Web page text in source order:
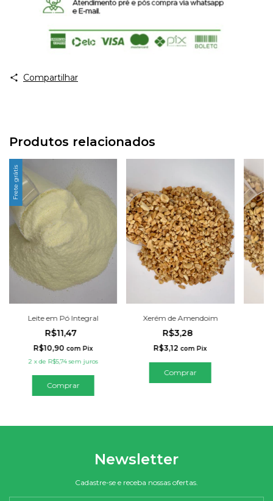
Compartilhar
Produtos relacionados
Frete grátis
Leite em Pó Integral
R$11,47
R$10,90 com Pix
2 xde R$5,74 sem juros
Comprar
Xerém de Amendoim
R$3,28
R$3,12com Pix
Comprar
Newsletter
Cadastre-se e receba nossas ofertas.